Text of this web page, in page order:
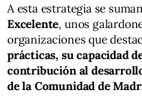
A esta estrategia se
Excelente, unos
organizaciones que
prácticas, su capacidad
contribución al
de la Comunidad de